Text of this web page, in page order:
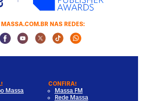
NAS REDES:
Social Media
Facebook Social Media
Youtube Social Media
Twitter Social Media
Tiktok Social Media
Whatsapp
Massa
CONFIRA!
Massa FM
Rede Massa